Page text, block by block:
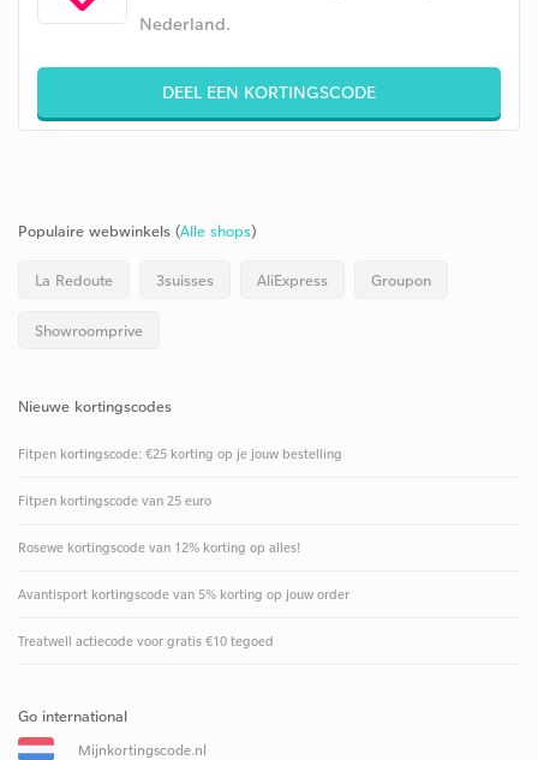
Nederland.
DEEL EEN KORTINGSCODE
Populaire webwinkels (Alle shops)
La Redoute 3suisses AliExpress Groupon
Showroomprive
Nieuwe kortingscodes
Fitpen kortingscode: €25 korting op je jouw bestelling
Fitpen kortingscode van 25 euro
Rosewe kortingscode van 12% korting op alles!
Avantisport kortingscode van 5% korting op jouw order
Treatwell actiecode voor gratis €10 tegoed
Go international
Mijnkortingscode.nl